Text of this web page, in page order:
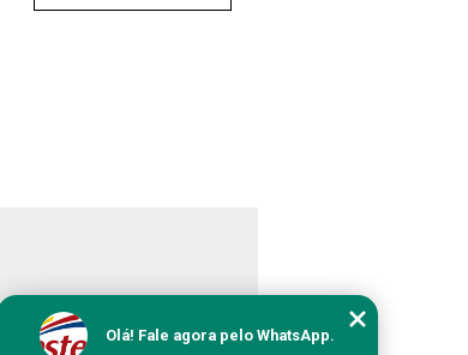
sem a autorização do autor. Crime de
Olá! Fale agora pelo WhatsApp.